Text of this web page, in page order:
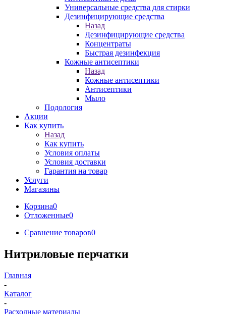
Универсальные средства для стирки
Дезинфицирующие средства
Назад
Дезинфицирующие средства
Концентраты
Быстрая дезинфекция
Кожные антисептики
Назад
Кожные антисептики
Антисептики
Мыло
Подология
Акции
Как купить
Назад
Как купить
Условия оплаты
Условия доставки
Гарантия на товар
Услуги
Магазины
Корзина0
Отложенные0
Сравнение товаров0
Нитриловые перчатки
Главная
-
Каталог
-
Расходные материалы